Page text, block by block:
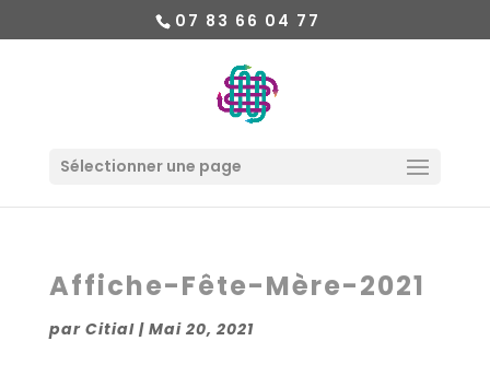
07 83 66 04 77
Sélectionner une page
Affiche-Fête-Mère-2021
par Citial| Mai 20, 2021